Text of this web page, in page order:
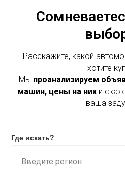
Расскажите, какой
хотите
Мы проанализируем
машин, цены на нихи
ваша
Где искать?